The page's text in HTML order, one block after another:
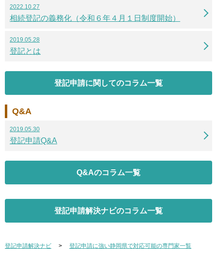
2022.10.27
相続登記の義務化（令和６年４月１日制度開始）
2019.05.28
登記とは
登記申請に関してのコラム一覧
Q&A
2019.05.30
登記申請Q&A
Q&Aのコラム一覧
登記申請解決ナビのコラム一覧
登記申請解決ナビ 登記申請に強い静岡県で対応可能の専門家一覧